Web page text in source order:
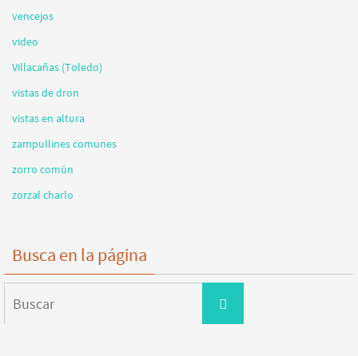
vencejos
video
Villacañas (Toledo)
vistas de dron
vistas en altura
zampullines comunes
zorro común
zorzal charlo
Busca en la página
Buscar